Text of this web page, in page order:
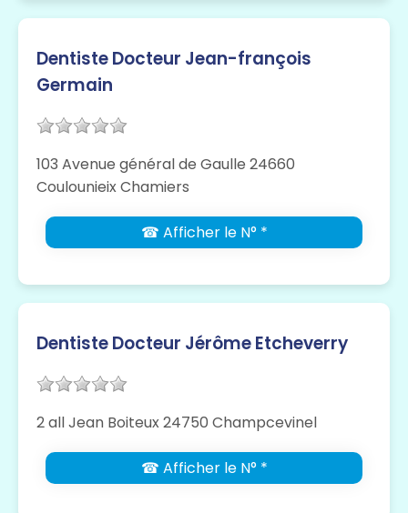
Dentiste Docteur Jean-françois
Germain
103 Avenue général de Gaulle 24660
Coulounieix Chamiers
☎ Afficher le N° *
Dentiste Docteur Jérôme Etcheverry
2 all Jean Boiteux 24750 Champcevinel
☎ Afficher le N° *